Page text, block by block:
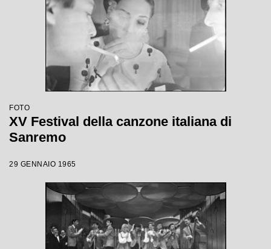
FOTO
XV Festival della canzone italiana di
Sanremo
29 GENNAIO 1965